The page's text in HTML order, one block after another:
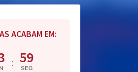
ACABAM EM:
: 58
SEG